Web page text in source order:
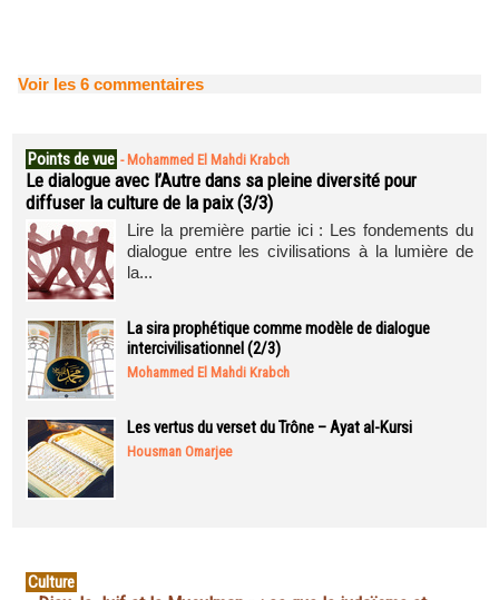
Voir les 6 commentaires
Points de vue - Mohammed El Mahdi Krabch
Le dialogue avec l’Autre dans sa pleine diversité pour
diffuser la culture de la paix (3/3)
Lire la première partie ici : Les fondements du
dialogue entre les civilisations à la lumière de
la...
La sira prophétique comme modèle de dialogue
intercivilisationnel (2/3)
Mohammed El Mahdi Krabch
Les vertus du verset du Trône – Ayat al-Kursi
Housman Omarjee
Culture